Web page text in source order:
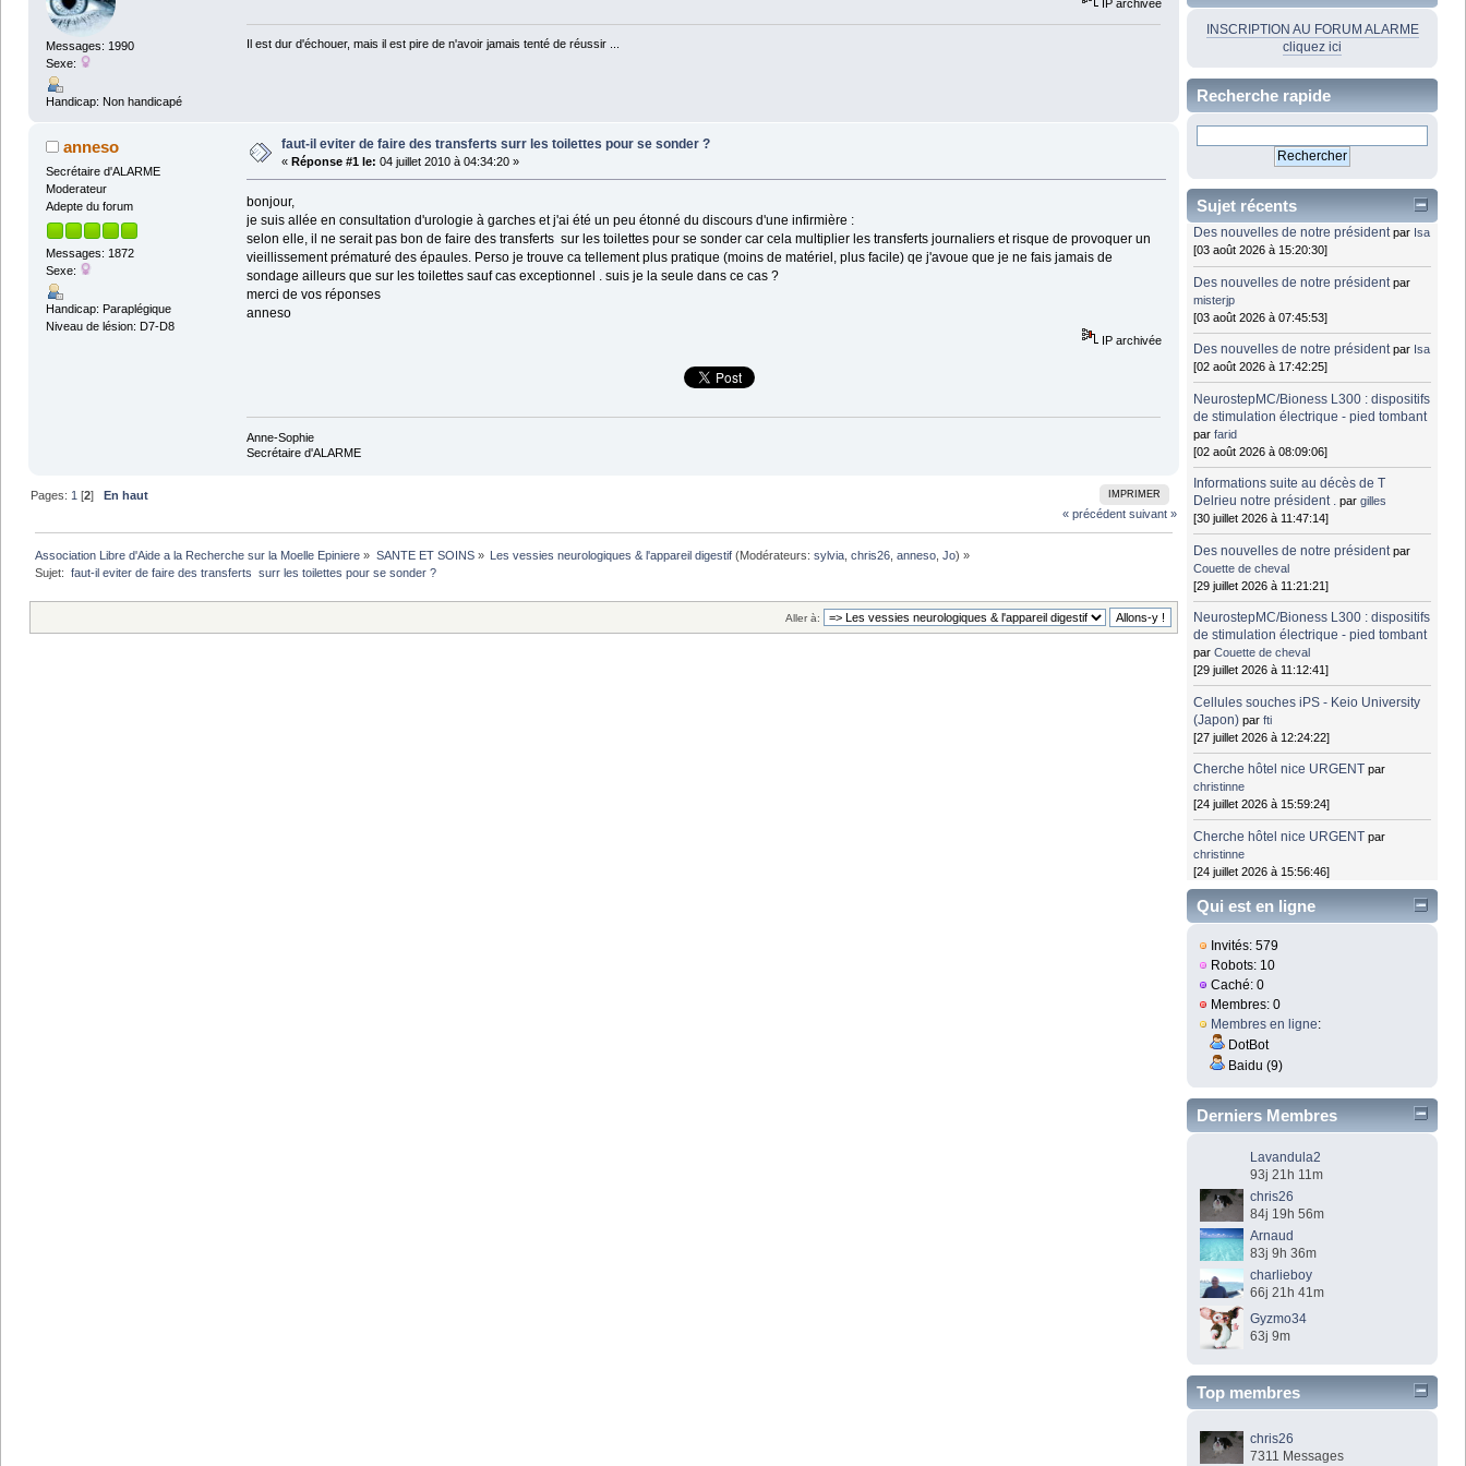
Messages: 1990
Sexe:
Handicap: Non handicapé
IP archivée
Il est dur d'échouer, mais il est pire de n'avoir jamais tenté de réussir ...
anneso
Secrétaire d'ALARME
Moderateur
Adepte du forum
Messages: 1872
Sexe:
Handicap: Paraplégique
Niveau de lésion: D7-D8
faut-il eviter de faire des transferts surr les toilettes pour se sonder ?
« Réponse #1 le: 04 juillet 2010 à 04:34:20 »
bonjour,
je suis allée en consultation d'urologie à garches et j'ai été un peu étonné du discours d'une infirmière :
selon elle, il ne serait pas bon de faire des transferts sur les toilettes pour se sonder car cela multiplier les transferts journaliers et risque de provoquer un
vieillissement prématuré des épaules. Perso je trouve ca tellement plus pratique (moins de matériel, plus facile) qe j'avoue que je ne fais jamais de
sondage ailleurs que sur les toilettes sauf cas exceptionnel . suis je la seule dans ce cas ?
merci de vos réponses
anneso
IP archivée
Anne-Sophie
Secrétaire d'ALARME
IMPRIMER
Pages: 1 [2]En haut
« précédent suivant »
Association Libre d'Aide a la Recherche sur la Moelle Epiniere » SANTE ET SOINS» Les vessies neurologiques & l'appareil digestif(Modérateurs: sylvia, chris26, anneso, Jo) »
Sujet: faut-il eviter de faire des transferts  surr les toilettes pour se sonder ?
Aller à:
INSCRIPTION AU FORUM ALARME
cliquez ici
Recherche rapide
Sujet récents
Des nouvelles de notre président par Isa
[03 août 2026 à 15:20:30]
Des nouvelles de notre président par
misterjp
[03 août 2026 à 07:45:53]
Des nouvelles de notre président par Isa
[02 août 2026 à 17:42:25]
NeurostepMC/Bioness L300 : dispositifs
de stimulation électrique - pied tombant
parfarid
[02 août 2026 à 08:09:06]
Informations suite au décès de T
Delrieu notre président . pargilles
[30 juillet 2026 à 11:47:14]
Des nouvelles de notre président par
Couette de cheval
[29 juillet 2026 à 11:21:21]
NeurostepMC/Bioness L300 : dispositifs
de stimulation électrique - pied tombant
parCouette de cheval
[29 juillet 2026 à 11:12:41]
Cellules souches iPS - Keio University
(Japon) parfti
[27 juillet 2026 à 12:24:22]
Cherche hôtel nice URGENT par
christinne
[24 juillet 2026 à 15:59:24]
Cherche hôtel nice URGENT par
christinne
[24 juillet 2026 à 15:56:46]
Qui est en ligne
Invités: 579
Robots: 10
Caché: 0
Membres: 0
Membres en ligne:
DotBot
Baidu (9)
Derniers Membres
Lavandula2
93j 21h 11m
chris26
84j 19h 56m
Arnaud
83j 9h 36m
charlieboy
66j 21h 41m
Gyzmo34
63j 9m
Top membres
chris26
7311 Messages